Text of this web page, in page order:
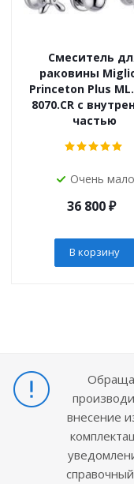
Смеситель
раковины
Princeton Plus
8070.CR с
частью
Очень мало
36 800₽
В корзину
внесение